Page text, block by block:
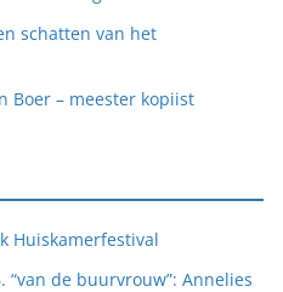
schatten van het
Boer – meester kopiist
Huiskamerfestival
de buurvrouw”: Annelies